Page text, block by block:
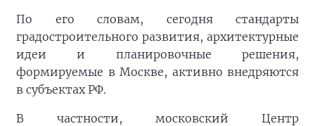
По его словам, сегодня стандарты
градостроительного развития, архитектурные
идеи и планировочные решения,
формируемые в Москве, активно внедряются
в субъектах РФ.
В частности, московский Центр